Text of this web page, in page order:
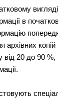
в
архівних
від 20 до 90